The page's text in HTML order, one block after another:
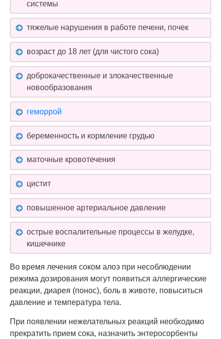
системы
тяжелые нарушения в работе печени, почек
возраст до 18 лет (для чистого сока)
доброкачественные и злокачественные
новообразования
геморрой
беременность и кормление грудью
маточные кровотечения
цистит
повышенное артериальное давление
острые воспалительные процессы в желудке,
кишечнике
Во время лечения соком алоэ при несоблюдении
режима дозирования могут появиться аллергические
реакции, диарея (понос), боль в животе, повыситься
давление и температура тела.
При появлении нежелательных реакций необходимо
прекратить прием сока, назначить энтеросорбенты